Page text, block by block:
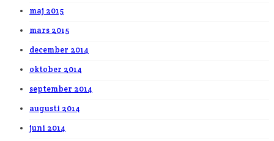
maj 2015
mars 2015
december 2014
oktober 2014
september 2014
augusti 2014
juni 2014